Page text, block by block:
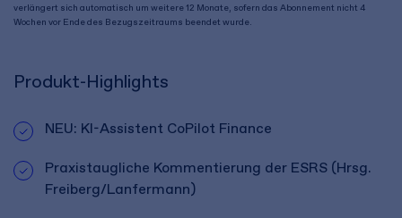
Produkt-Highlights
NEU: KI-Assistent CoPilot Finance
Praxistaugliche Kommentierung der ESRS (Hrsg.
Freiberg/Lanfermann)
verlängert sich automatisch um weitere 12 Monate, sofern das Abonnement nicht 4
Wochen vor Ende des Bezugszeitraums beendet wurde.